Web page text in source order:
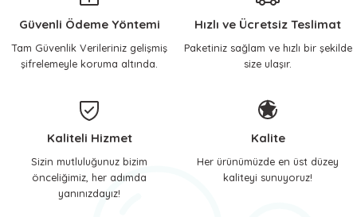
Soğutucu Matlar
Güvenli Ödeme Yöntemi
Tam Güvenlik Verileriniz gelişmiş
şifrelemeyle koruma altında.
Hızlı ve Ücretsiz Teslimat
Paketiniz sağlam ve hızlı bir şekilde
size ulaşır.
Kaliteli Hizmet
Sizin mutluluğunuz bizim
önceliğimiz, her adımda
yanınızdayız!
Kalite
Her ürünümüzde en üst düzey
kaliteyi sunuyoruz!